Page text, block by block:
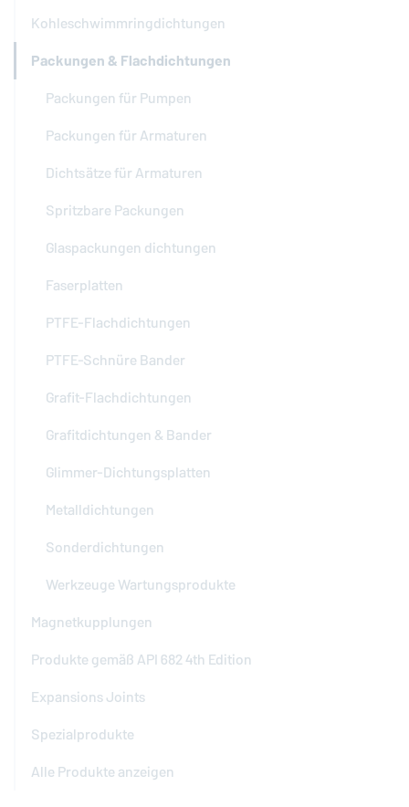
Kohleschwimmringdichtungen
Packungen & Flachdichtungen
Packungen für Pumpen
Packungen für Armaturen
Dichtsätze für Armaturen
Spritzbare Packungen
Glaspackungen dichtungen
Faserplatten
PTFE-Flachdichtungen
PTFE-Schnüre Bander
Grafit-Flachdichtungen
Grafitdichtungen & Bander
Glimmer-Dichtungsplatten
Metalldichtungen
Sonderdichtungen
Werkzeuge Wartungsprodukte
Magnetkupplungen
Produkte gemäß API 682 4th Edition
Expansions Joints
Spezialprodukte
Alle Produkte anzeigen